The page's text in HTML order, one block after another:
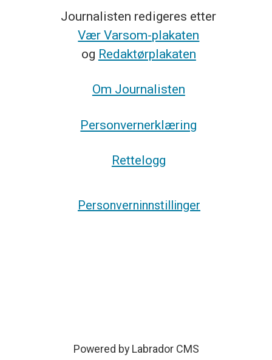
Journalisten redigeres etter
Vær Varsom-plakaten
og Redaktørplakaten
Om Journalisten
Personvernerklæring
Rettelogg
Personverninnstillinger
Powered by Labrador CMS